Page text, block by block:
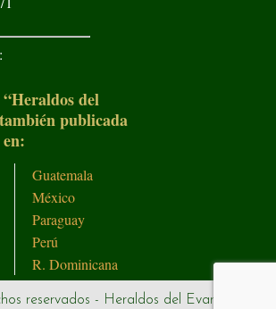
del
publicada
en:
Guatemala
México
Paraguay
Perú
R. Dominicana
reservados - Heraldos del Evangelio